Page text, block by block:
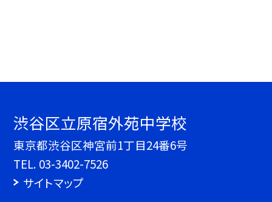
渋谷区立原宿外苑中学校
東京都渋谷区神宮前1丁目24番6号
TEL. 03-3402-7526
サイトマップ